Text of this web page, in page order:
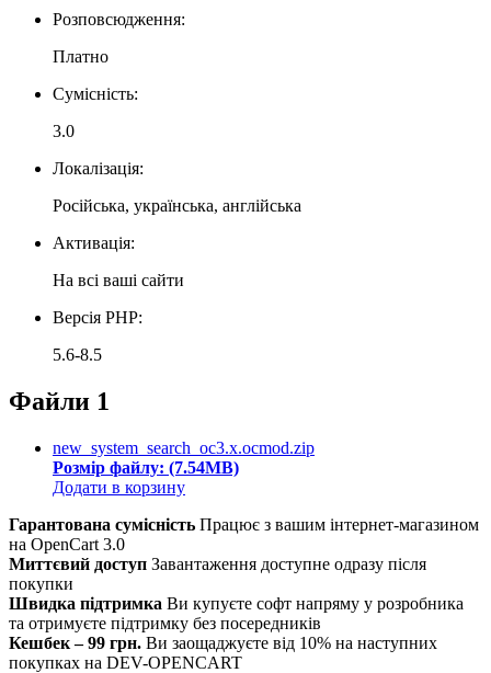
Розповсюдження:
Платно
Сумісність:
3.0
Локалізація:
Російська, українська, англійська
Активація:
На всі ваші сайти
Версія PHP:
5.6-8.5
Файли 1
new_system_search_oc3.x.ocmod.zip
Розмір файлу: (7.54MB)
Додати в корзину
Гарантована сумісність Працює з вашим інтернет-магазином
на OpenCart 3.0
Миттєвий доступ Завантаження доступне одразу після
покупки
Швидка підтримка Ви купуєте софт напряму у розробника
та отримуєте підтримку без посередників
Кешбек – 99 грн. Ви заощаджуєте від 10% на наступних
покупках на DEV-OPENCART